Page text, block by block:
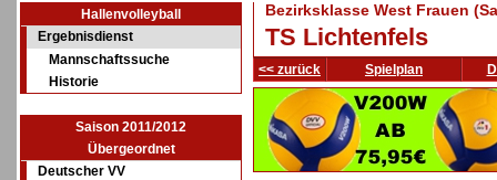
Hallenvolleyball
Ergebnisdienst
Mannschaftssuche
Historie
Saison 2011/2012
Übergeordnet
Deutscher VV
Bezirksklasse West Frauen
TS Lichtenfels
<< zurück Spielplan